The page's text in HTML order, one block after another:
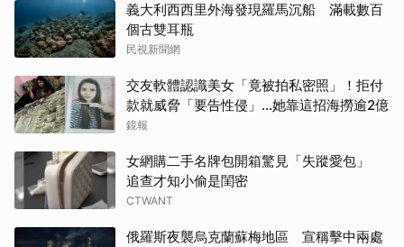
義大利西西里外海發現羅馬沉船 滿載數百
個古雙耳瓶
民視新聞網
交友軟體認識美女「竟被拍私密照」！拒付
款就威脅「要告性侵」…她靠這招海撈逾2億
鏡報
女網購二手名牌包開箱驚見「失蹤愛包」
追查才知小偷是閨密
CTWANT
俄羅斯夜襲烏克蘭蘇梅地區 宣稱擊中兩處